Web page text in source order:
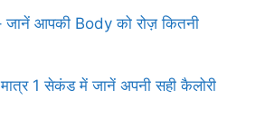
आपकी Body को रोज़ कितनी
1 सेकंड में जानें अपनी सही कैलोरी